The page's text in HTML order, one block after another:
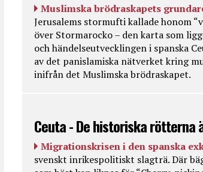
Muslimska brödraskapets
Jerusalems stormufti kallade honom
över Stormarocko – den karta som
och händelseutvecklingen i spanska
av det panislamiska nätverket kring
inifrån det Muslimska brödraskapet.
Ceuta - De historiska rötterna
Migrationskrisen i den spanska
svenskt inrikespolitiskt slagträ. Där